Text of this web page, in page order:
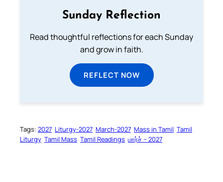
Sunday Reflection
Read thoughtful reflections for each Sunday
and grow in faith.
REFLECT NOW
Tags: 2027 Liturgy-2027 March-2027 Mass in Tamil Tamil
Liturgy Tamil Mass Tamil Readings மார்ச் – 2027